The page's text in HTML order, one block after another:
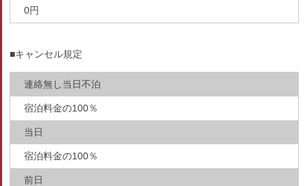
0円
■キャンセル規定
連絡無し当日不泊
宿泊料金の100％
当日
宿泊料金の100％
前日